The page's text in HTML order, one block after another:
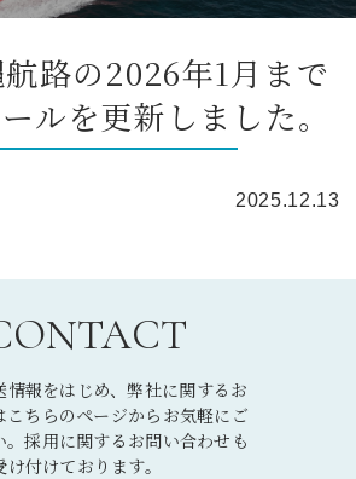
路の2026年1月まで
ルを更新しました。
2025.12.13
情報をはじめ、弊社に関するお
こちらのページからお気軽にご
。採用に関するお問い合わせも
け付けております。